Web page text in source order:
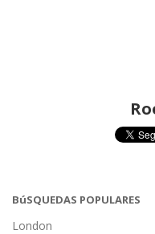
BúSQUEDAS POPULARES
London